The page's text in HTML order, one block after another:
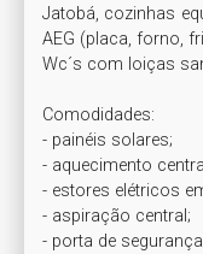
Jatobá, cozinhas
AEG (placa, forno,
Wc´s com loiças
Comodidades:
- painéis solares;
- aquecimento
- estores elétricos
- aspiração central;
- porta de